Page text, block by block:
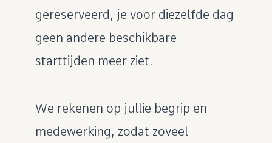
gereserveerd, je voor diezelfde dag
geen andere beschikbare
starttijden meer ziet.
We rekenen op jullie begrip en
medewerking, zodat zoveel